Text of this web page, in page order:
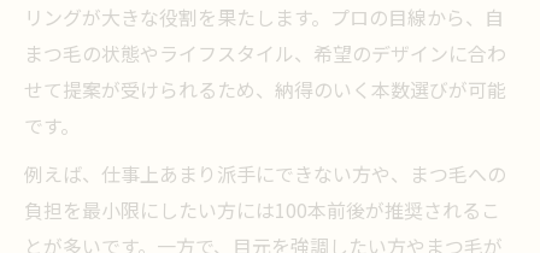
リングが大きな役割を果たします。プロの目線から、自
まつ毛の状態やライフスタイル、希望のデザインに合わ
せて提案が受けられるため、納得のいく本数選びが可能
です。
例えば、仕事上あまり派手にできない方や、まつ毛への
負担を最小限にしたい方には100本前後が推奨されるこ
とが多いです。一方で、目元を強調したい方やまつ毛が